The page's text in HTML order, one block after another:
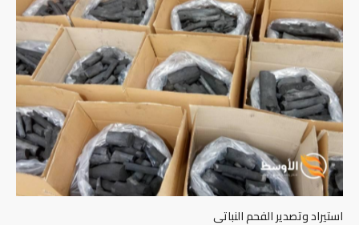
استيراد وتصدير الفحم النباتى